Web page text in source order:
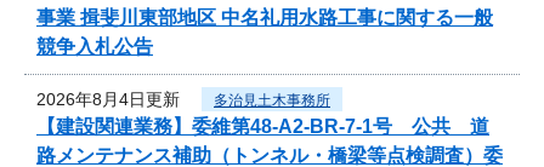
事業 揖斐川東部地区 中名礼用水路工事に関する一般
競争入札公告
2026年8月4日更新 多治見土木事務所
【建設関連業務】委維第48-A2-BR-7-1号 公共 道
路メンテナンス補助（トンネル・橋梁等点検調査）委